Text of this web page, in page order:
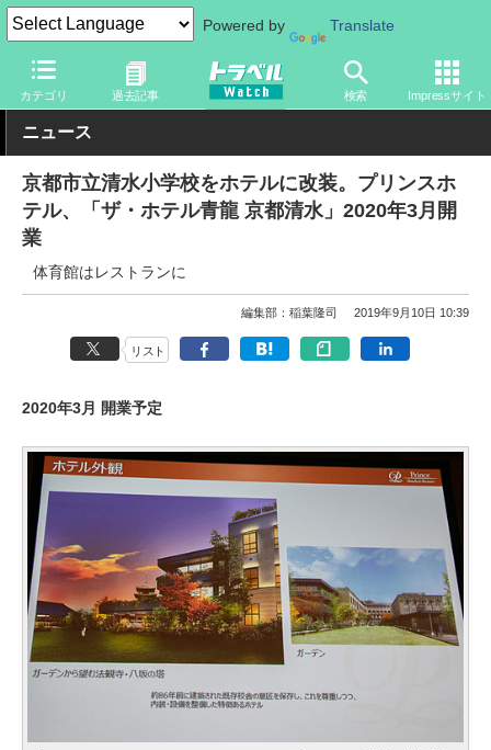
Powered by Translate
カテゴリ 過去記事 検索 Impressサイト
トラベル Watch 地域 国内旅行 京都・大阪
ニュース
京都市立清水小学校をホテルに改装。プリンスホ
テル、「ザ・ホテル青龍 京都清水」2020年3月開
業
体育館はレストランに
編集部：稲葉隆司 2019年9月10日 10:39
リスト
2020年3月 開業予定